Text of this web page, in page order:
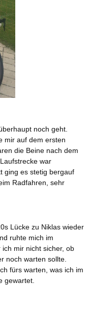
noch geht.
mir auf dem ersten
die Beine nach dem
war
ging es stetig bergauf
Radfahren, sehr
Lücke zu Niklas wieder
ruhte mich im
mir nicht sicher, ob
noch warten sollte.
fürs warten, was ich im
gewartet.